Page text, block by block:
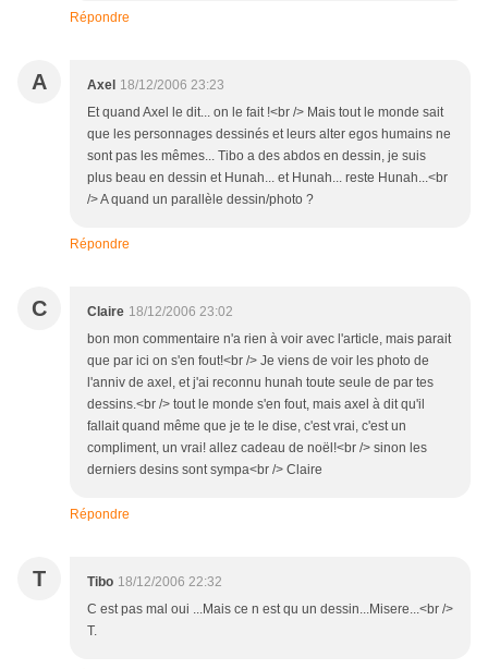
Répondre
A Axel 18/12/2006 23:23
Et quand Axel le dit... on le fait !<br /> Mais tout le monde sait
que les personnages dessinés et leurs alter egos humains ne
sont pas les mêmes... Tibo a des abdos en dessin, je suis
plus beau en dessin et Hunah... et Hunah... reste Hunah...<br
/> A quand un parallèle dessin/photo ?
Répondre
C Claire 18/12/2006 23:02
bon mon commentaire n'a rien à voir avec l'article, mais parait
que par ici on s'en fout!<br /> Je viens de voir les photo de
l'anniv de axel, et j'ai reconnu hunah toute seule de par tes
dessins.<br /> tout le monde s'en fout, mais axel à dit qu'il
fallait quand même que je te le dise, c'est vrai, c'est un
compliment, un vrai! allez cadeau de noël!<br /> sinon les
derniers desins sont sympa<br /> Claire
Répondre
T Tibo 18/12/2006 22:32
C est pas mal oui ...Mais ce n est qu un dessin...Misere...<br />
T.